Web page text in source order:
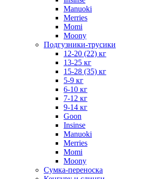
Manuoki
Merries
Momi
Moony
Подгузники-трусики
12-20 (22) кг
13-25 кг
15-28 (35) кг
5-9 кг
6-10 кг
7-12 кг
9-14 кг
Goon
Insinse
Manuoki
Merries
Momi
Moony
Сумка-переноска